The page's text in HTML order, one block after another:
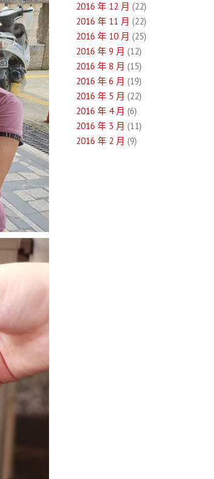
2016 年 12 月 (22)
2016 年 11 月 (22)
2016 年 10 月 (25)
2016 年 9 月 (12)
2016 年 8 月 (15)
2016 年 6 月 (19)
2016 年 5 月 (22)
2016 年 4 月 (6)
2016 年 3 月 (11)
2016 年 2 月 (9)